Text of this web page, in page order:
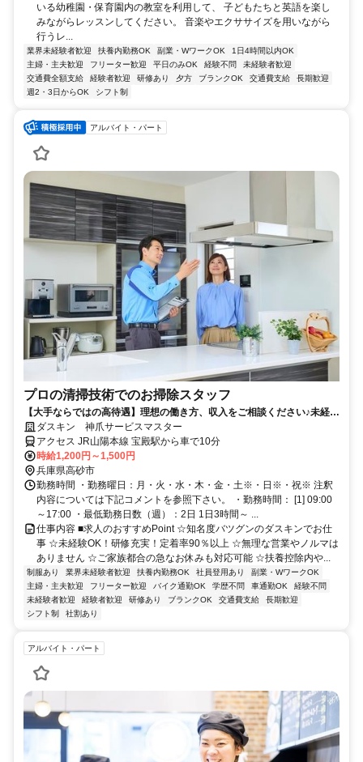
いる幼稚園・保育園内の教室を利用して、 子どもたちと英語を楽し
みながらレッスンしてください。 音楽やエクササイズを用いながら
行うレ...
業界未経験者歓迎 扶養内勤務OK 副業・WワークOK
1日4時間以内OK
主婦・主夫歓迎
フリーター歓迎 平日のみOK 経験不問
未経験者歓迎
交通費全額支給
経験者歓迎 研修あり 夕方 ブランクOK 交通費支給
長期歓迎
週2・3日からOK
シフト制
アルバイト・パート
プロの清掃技術でのお掃除スタッフ
【大手ならではの高待遇】理想の働き方、収入をご相談ください♪未経験
歓迎！ダスキン 神爪サービスマスター
アクセス JR山陽本線 宝殿駅から車で10分
時給1,200円～1,500円
兵庫県高砂市
勤務時間 ・勤務曜日：月・火・水・木・金・土※・日※・祝※ 注釈
内容については下記コメントを参照下さい。 ・勤務時間： [1] 09:00
～17:00 ・最低勤務日数（週）：2日 1日3時間～ ...
仕事内容 ■求人のおすすめPoint ☆知名度バツグンのダスキンでお仕
事 ☆未経験OK！研修充実！定着率90％以上 ☆無理な営業やノルマは
ありません ☆ご家族都合の急なお休みも対応可能 ☆扶養控除内や...
制服あり 業界未経験者歓迎 扶養内勤務OK 社員登用あり
副業・WワークOK
主婦・主夫歓迎
フリーター歓迎 バイク通勤OK 学歴不問 車通勤OK
経験不問
未経験者歓迎
経験者歓迎 研修あり ブランクOK 交通費支給
長期歓迎
シフト制
社割あり
アルバイト・パート